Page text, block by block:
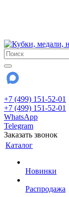
+7 (499) 151-52-01
+7 (499) 151-52-01
WhatsApp
Telegram
Заказать звонок
Каталог
Новинки
Распродажа